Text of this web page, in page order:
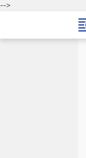
-->